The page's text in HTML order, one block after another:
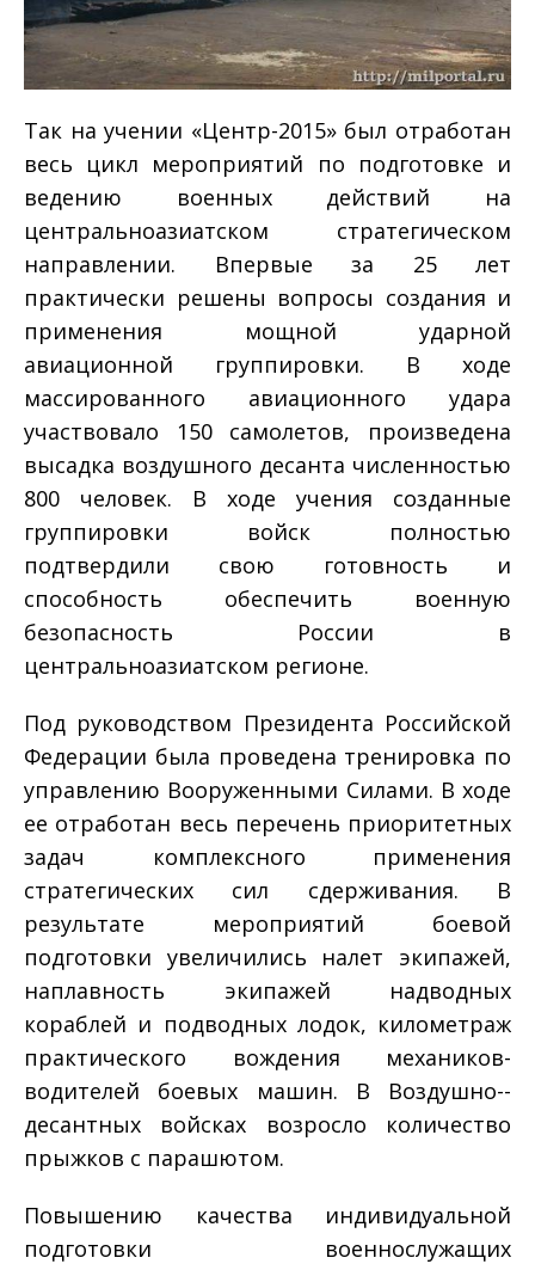
Так на учении «Центр-­2015» был отработан
весь цикл мероприятий по подготовке и
ведению военных действий на
центральноазиатском стратегическом
направлении. Впервые за 25 лет
практически решены вопросы создания и
применения мощной ударной
авиационной группировки. В ходе
массированного авиационного удара
участвовало 150 самолетов, произведена
высадка воздушного десанта численностью
800 человек. В ходе учения созданные
группировки войск полностью
подтвердили свою готовность и
способность обеспечить военную
безопасность России в
центральноазиатском регионе.
Под руководством Президента Российской
Федерации была проведена тренировка по
управлению Вооруженными Силами. В ходе
ее отработан весь перечень приоритетных
задач комплексного применения
стратегических сил сдерживания. В
результате мероприятий боевой
подготовки увеличились налет экипажей,
наплавность экипажей надводных
кораблей и подводных лодок, километраж
практического вождения механиков­
водителей боевых машин. В Воздушно-­
десантных войсках возросло количество
прыжков с парашютом.
Повышению качества индивидуальной
подготовки военнослужащих